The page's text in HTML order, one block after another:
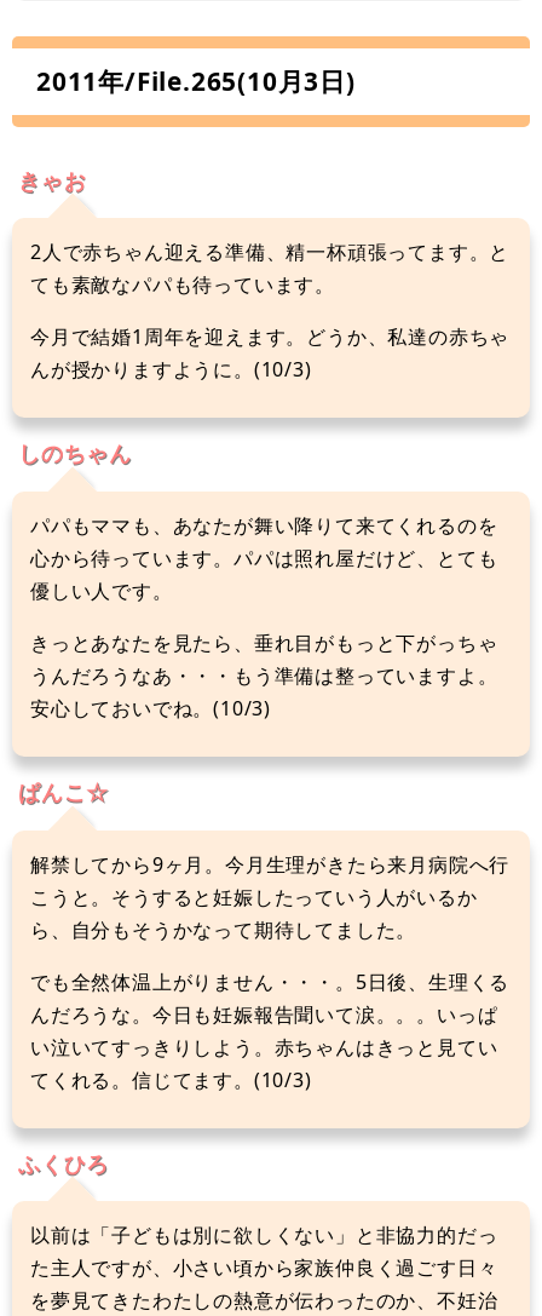
2011年/File.265(10月3日)
きゃお
2人で赤ちゃん迎える準備、精一杯頑張ってます。と
ても素敵なパパも待っています。
今月で結婚1周年を迎えます。どうか、私達の赤ちゃ
んが授かりますように。(10/3)
しのちゃん
パパもママも、あなたが舞い降りて来てくれるのを
心から待っています。パパは照れ屋だけど、とても
優しい人です。
きっとあなたを見たら、垂れ目がもっと下がっちゃ
うんだろうなあ・・・もう準備は整っていますよ。
安心しておいでね。(10/3)
ぱんこ☆
解禁してから9ヶ月。今月生理がきたら来月病院へ行
こうと。そうすると妊娠したっていう人がいるか
ら、自分もそうかなって期待してました。
でも全然体温上がりません・・・。5日後、生理くる
んだろうな。今日も妊娠報告聞いて涙。。。いっぱ
い泣いてすっきりしよう。赤ちゃんはきっと見てい
てくれる。信じてます。(10/3)
ふくひろ
以前は「子どもは別に欲しくない」と非協力的だっ
た主人ですが、小さい頃から家族仲良く過ごす日々
を夢見てきたわたしの熱意が伝わったのか、不妊治